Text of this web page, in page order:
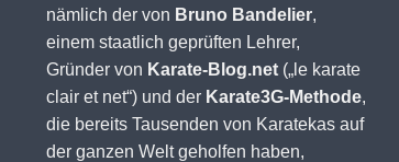
nämlich der von Bruno Bandelier,
einem staatlich geprüften Lehrer,
Gründer von Karate-Blog.net(„le karate
clair et net“) und der Karate3G-Methode,
die bereits Tausenden von Karatekas auf
der ganzen Welt geholfen haben,